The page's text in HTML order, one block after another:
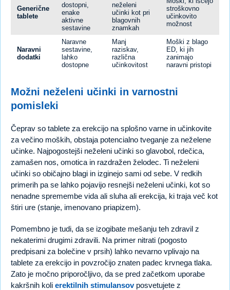
Generične
tablete
dostopni,
enake
aktivne
sestavine
neželeni
učinki kot pri
blagovnih
znamkah
stroškovno
učinkovito
možnost
Naravni
dodatki
Naravne
sestavine,
lahko
dostopne
Manj
raziskav,
različna
učinkovitost
Moški z blago
ED, ki jih
zanimajo
naravni pristopi
Možni neželeni učinki in varnostni
pomisleki
Čeprav so tablete za erekcijo na splošno varne in učinkovite
za večino moških, obstaja potencialno tveganje za neželene
učinke. Najpogostejši neželeni učinki so glavobol, rdečica,
zamašen nos, omotica in razdražen želodec. Ti neželeni
učinki so običajno blagi in izginejo sami od sebe. V redkih
primerih pa se lahko pojavijo resnejši neželeni učinki, kot so
nenadne spremembe vida ali sluha ali erekcija, ki traja več kot
štiri ure (stanje, imenovano priapizem).
Pomembno je tudi, da se izogibate mešanju teh zdravil z
nekaterimi drugimi zdravili. Na primer nitrati (pogosto
predpisani za bolečine v prsih) lahko nevarno vplivajo na
tablete za erekcijo in povzročijo znaten padec krvnega tlaka.
Zato je močno priporočljivo, da se pred začetkom uporabe
kakršnih koli erektilnih stimulansovposvetujete z